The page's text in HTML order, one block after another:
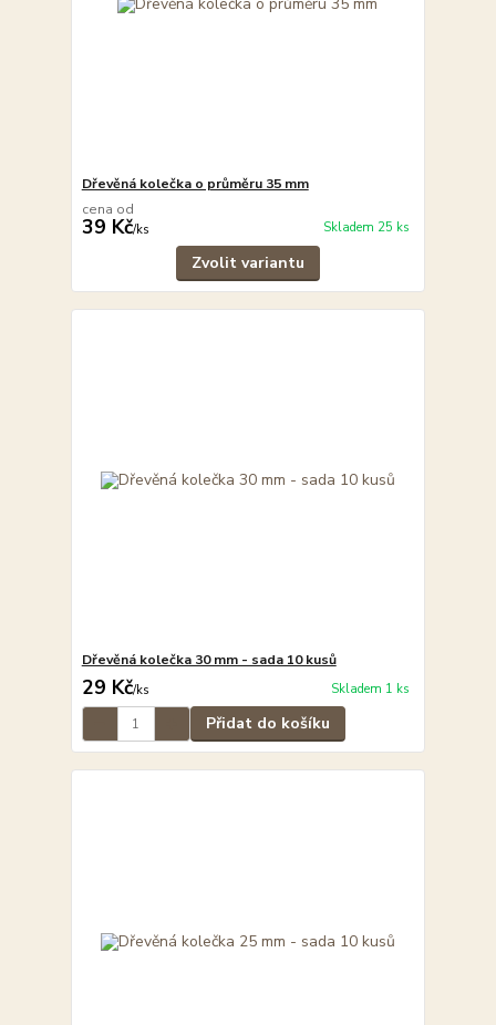
Dřevěná kolečka o průměru 35 mm
cena od
39 Kč/ks Skladem 25 ks
Zvolit variantu
Dřevěná kolečka 30 mm - sada 10 kusů
29 Kč/ks Skladem 1 ks
Přidat do košíku